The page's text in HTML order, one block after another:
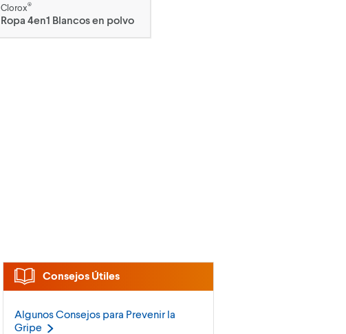
Clorox®
Ropa 4en1 Blancos en polvo
Consejos Útiles
Algunos Consejos para Prevenir la
Gripe